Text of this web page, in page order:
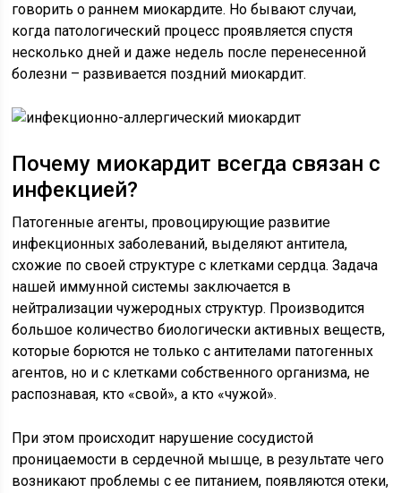
говорить о раннем миокардите. Но бывают случаи,
когда патологический процесс проявляется спустя
несколько дней и даже недель после перенесенной
болезни – развивается поздний миокардит.
Почему миокардит всегда связан с
инфекцией?
Патогенные агенты, провоцирующие развитие
инфекционных заболеваний, выделяют антитела,
схожие по своей структуре с клетками сердца. Задача
нашей иммунной системы заключается в
нейтрализации чужеродных структур. Производится
большое количество биологически активных веществ,
которые борются не только с антителами патогенных
агентов, но и с клетками собственного организма, не
распознавая, кто «свой», а кто «чужой».
При этом происходит нарушение сосудистой
проницаемости в сердечной мышце, в результате чего
возникают проблемы с ее питанием, появляются отеки,